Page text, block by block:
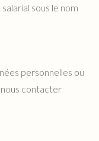
sous le nom
personnelles ou
contacter